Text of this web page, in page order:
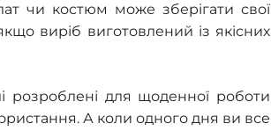
чи костюм може зберігати свої
виріб виготовлений із якісних
для щоденної роботи
А коли одного дня ви все